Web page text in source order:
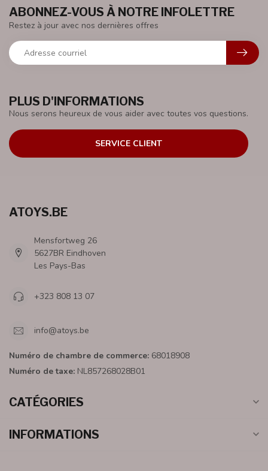
PLUS D'INFORMATIONS
Nous serons heureux de vous aider avec toutes vos questions.
SERVICE CLIENT
ABONNEZ-VOUS À NOTRE INFOLETTRE
Restez à jour avec nos dernières offres
ATOYS.BE
Mensfortweg 26
5627BR Eindhoven
Les Pays-Bas
+323 808 13 07
info@atoys.be
Numéro de chambre de commerce: 68018908
Numéro de taxe: NL857268028B01
CATÉGORIES
INFORMATIONS